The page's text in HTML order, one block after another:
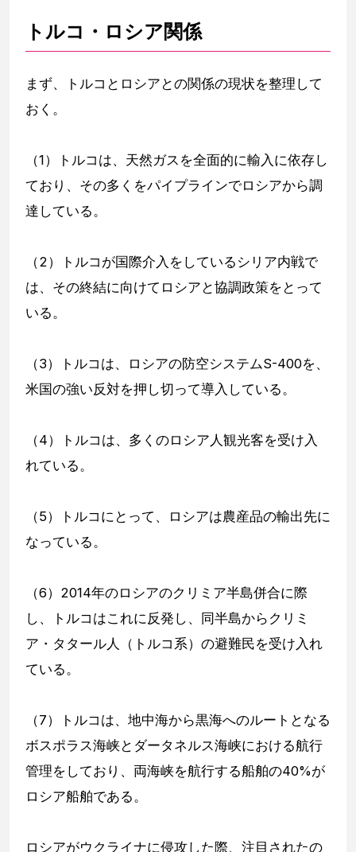
トルコ・ロシア関係
まず、トルコとロシアとの関係の現状を整理して
おく。
（1）トルコは、天然ガスを全面的に輸入に依存し
ており、その多くをパイプラインでロシアから調
達している。
（2）トルコが国際介入をしているシリア内戦で
は、その終結に向けてロシアと協調政策をとって
いる。
（3）トルコは、ロシアの防空システムS-400を、
米国の強い反対を押し切って導入している。
（4）トルコは、多くのロシア人観光客を受け入
れている。
（5）トルコにとって、ロシアは農産品の輸出先に
なっている。
（6）2014年のロシアのクリミア半島併合に際
し、トルコはこれに反発し、同半島からクリミ
ア・タタール人（トルコ系）の避難民を受け入れ
ている。
（7）トルコは、地中海から黒海へのルートとなる
ボスポラス海峡とダータネルス海峡における航行
管理をしており、両海峡を航行する船舶の40%が
ロシア船舶である。
ロシアがウクライナに侵攻した際、注目されたの